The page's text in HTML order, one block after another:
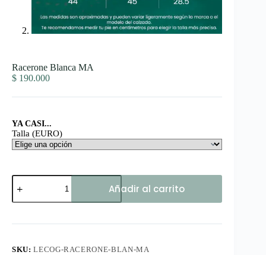
Racerone Blanca MA
$ 190.000
YA CASI...
Talla (EURO)
Racerone
Blanca
MA
Añadir al carrito
SKU:LECOG-RACERONE-BLAN-MA